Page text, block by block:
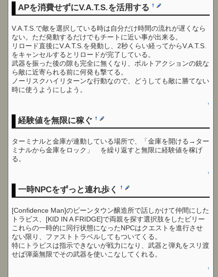
APを消費せずにV.A.T.S.を活用する†
V.A.T.S.で敵を選択している時は自分だけ時間の流れが遅くなら
ない。ただ発動するだけでもチートに近い事が出来る。
リロード直後にV.A.T.S.を発動し、2秒くらい経ってからV.A.T.S.
をキャンセルするとリロードが完了している。
武器を振った後の隙も完全に無くなり、ボルトアクションの銃な
ら敵に近寄られる前に何発も撃てる。
ノーリスクハイリターンな行動なので、どうしても敵に勝てない
時に使うようにしよう。
↑
経験値を無限に稼ぐ†
ターミナルと金庫が連動している場所で、「金庫を開ける→ター
ミナルから金庫をロック」 を繰り返すと無限に経験値を稼げ
る。
↑
一時NPCをずっと連れ歩く†
[Confidence Man]のビーンタウン醸造所で話しかけて仲間にした
トラビス、[KID IN A FRIDGE]で両親を探す選択肢をしたビリー
これらの一時的に同行状態になったNPCはクエストを進行させ
ない限り、ファストトラベルしてもついてくる。
特にトラビスは指示できないが戦力になり、武器と弾丸をスリ渡
せば弾薬無限でその武器を使いこなしてくれる。
↑